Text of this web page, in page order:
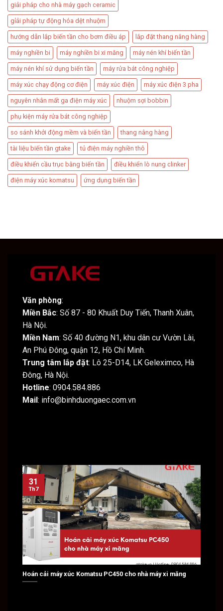
giải pháp cho nhà máy gạch ceramic
gỉải pháp tự động hóa dệt nhuộm
hướng dẫn lắp biến tần cho bơm điều áp lắp đặt thang nâng hàng​
máy nghiền bi máy nghiền bi xi măng máy nén khí biến tần
máy nén khí sử dụng biến tần máy rửa bát công nghiệp
máy xúc chạy động cơ điện máy xúc điện máy xúc điện 3 pha
nguyên nhân mất ga điện máy xúc nhuộm sợi bobbin
phụ kiện máy rửa bát công nghiệp
so sánh khởi động mềm và biến tần thang nâng hàng
tài liệu biến tần gtake tủ điện máy nghiền thô
điều khiển cầu trục bằng biến tần điều khiển lò nung clinker
điện máy xúc komatsu ứng dụng biến tần
Văn phòng:
Miền Bắc: Số 87 - 80 Khuất Duy Tiến, Thanh Xuân,
Hà Nội.
Miền Nam: Số 40 đường N1, khu dân cư Vườn Lài,
An Phú Đông, quận 12, Hồ Chí Minh.
Trung tâm lắp đặt: Lô 25-D14, LK Geleximco, Hà
Đông, Hà Nội.
Hotline: 0904.584.886
Mail: info@binhduongaec.com.vn
Hoán cải máy xúc Komatsu PC450 cho nhà máy xi măng
31
Th7